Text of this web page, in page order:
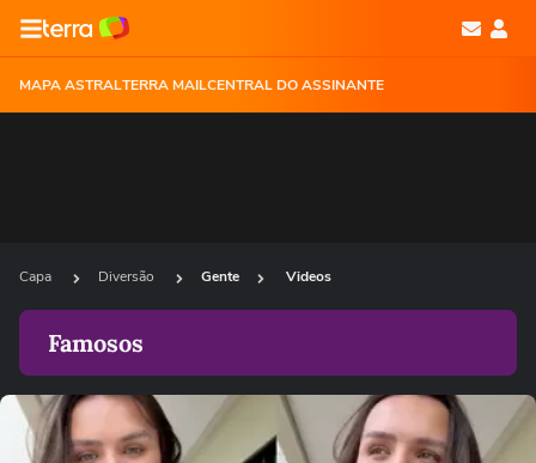
MAPA ASTRALTERRA MAILCENTRAL DO ASSINANTE
Capa Diversão Gente Videos
Famosos
Ops!